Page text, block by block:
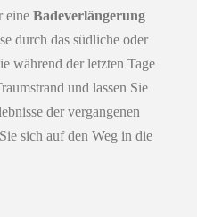
eine Badeverlängerung
durch das südliche oder
während der letzten Tage
und lassen Sie
der vergangenen
sich auf den Weg in die